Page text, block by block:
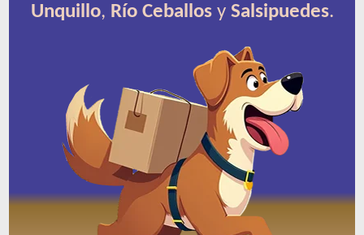
Unquillo, Río Ceballosy Salsipuedes.